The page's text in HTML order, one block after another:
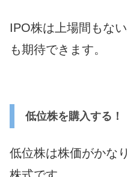
IPO株は上場間もな
も期待できます。
低位株を購入する！
低位株は株価がかな
株式です。